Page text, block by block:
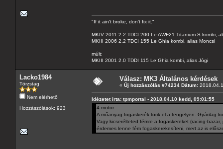
"If it ain't broke, don't fix it."
MKIV 2011 2.2 TDCI 200 Le AWF21 Titanium-S kombi,
MKIII 2006 2.2 TDCI 155 Le Ghia kombi, alias Moncsi
múlt:
MKIII 2001 2.0 TDDI 115 Le Ghia kombi, alias Jógi
Lacko1984
Törzstag
Nem elérhető
Hozzászólások: 923
Válasz: MK3 Általános kérdések
« Új hozzászólás #74234 Dátum:
Idézetet írta: tpmportal - 2018.04.10 kedd, 09:01:55
4 motor.
A műanyag fogaskerék törik el a tengelyen. Gyárilag
Vagy kicserélteted fémre a fogaskereket (racing-
érdemes lenne fém fogaskerekesíteni, mert az is